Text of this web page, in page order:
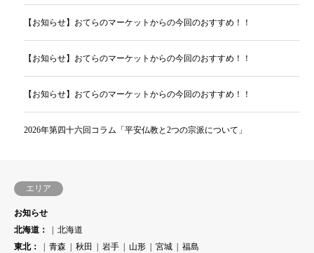
【お知らせ】おてらのマーケットからの今回のおすすめ！！
【お知らせ】おてらのマーケットからの今回のおすすめ！！
【お知らせ】おてらのマーケットからの今回のおすすめ！！
2026年第四十六回コラム「平安仏教と2つの宗派について」
エリア
お知らせ
北海道：
北海道
東北：
青森 秋田 岩手 山形 宮城
福島